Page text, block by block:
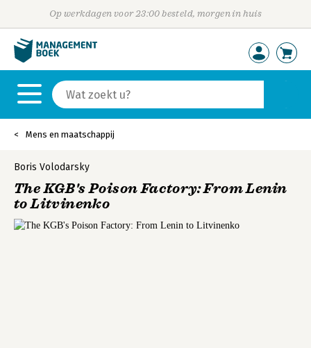
Op werkdagen voor 23:00 besteld, morgen in huis
Mens en maatschappij
Boris Volodarsky
The KGB's Poison Factory: From Lenin
to Litvinenko